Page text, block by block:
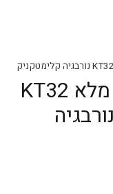
משאבת חום אינוורטר מלא KT32
INVERBOOST WI-FI נורבגיה